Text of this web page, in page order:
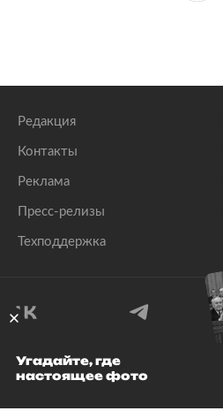
Редакция
Контакты
Реклама
Пресс-релизы
Техподдержка
© 1999–2026 Все
Угадайте, где
настоящее фото